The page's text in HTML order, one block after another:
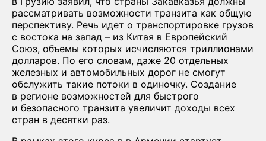
рассматривать возможности транзита как общую
перспективу. Речь идет о транспортировке грузов
с востока на запад – из Китая в Европейский
Союз, объемы которых исчисляются триллионами
долларов. По его словам, даже 20 отдельных
железных и автомобильных дорог не смогут
обслужить такие потоки в одиночку. Создание
в регионе возможностей для быстрого
и безопасного транзита увеличит доходы всех
стран в десятки раз.